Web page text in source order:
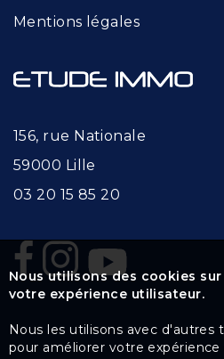
Mentions légales
156, rue Nationale
59000 Lille
03 20 15 85 20
Nous utilisons des cookies
votre expérience utilisateur.
Nous les utilisons avec d'autres
pour améliorer votre